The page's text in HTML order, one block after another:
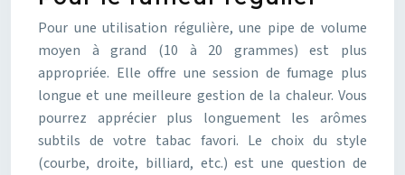
Pour une utilisation régulière, une pipe de volume
moyen à grand (10 à 20 grammes) est plus
appropriée. Elle offre une session de fumage plus
longue et une meilleure gestion de la chaleur. Vous
pourrez apprécier plus longuement les arômes
subtils de votre tabac favori. Le choix du style
(courbe, droite, billiard, etc.) est une question de